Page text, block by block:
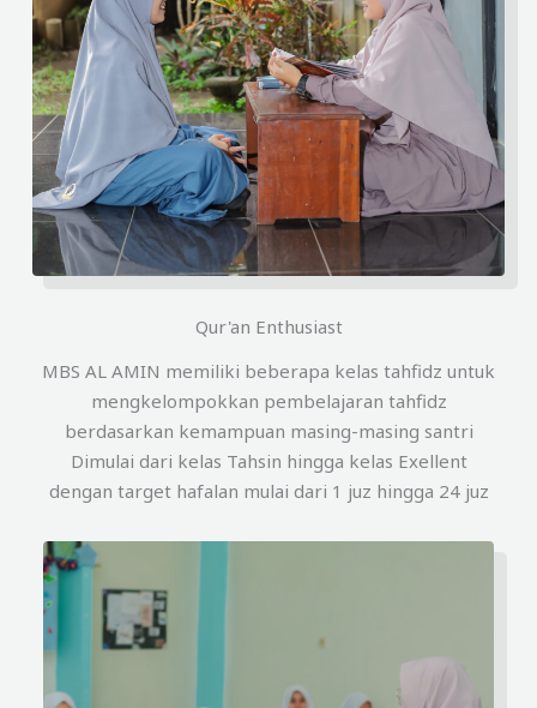
Qur'an Enthusiast
MBS AL AMIN memiliki beberapa kelas tahfidz untuk
mengkelompokkan pembelajaran tahfidz
berdasarkan kemampuan masing-masing santri
Dimulai dari kelas Tahsin hingga kelas Exellent
dengan target hafalan mulai dari 1 juz hingga 24 juz